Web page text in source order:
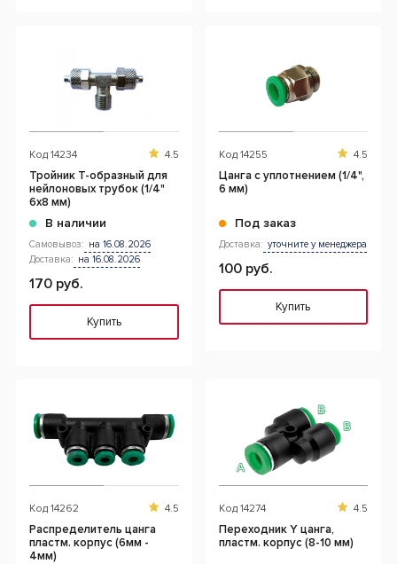
Код 14234 4.5
Тройник Т-образный для
нейлоновых трубок (1/4"
6х8 мм)
В наличии
Самовывоз: на 16.08.2026
Доставка: на 16.08.2026
170 руб.
Купить
Код 14255 4.5
Цанга с уплотнением (1/4",
6 мм)
Под заказ
Доставка: уточните у менеджера
100 руб.
Купить
Код 14262 4.5
Распределитель цанга
пластм. корпус (6мм -
4мм)
Код 14274 4.5
Переходник Y цанга,
пластм. корпус (8-10 мм)